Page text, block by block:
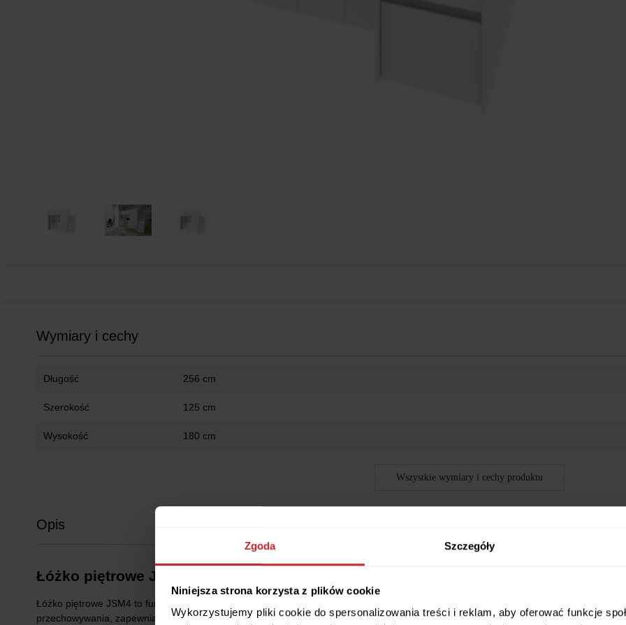
Zgoda Szczegóły
Niniejsza strona korzysta z plików cookie
Wykorzystujemy pliki cookie do spersonalizowania treści i reklam, aby oferować funkcje
Wymiary i cechy
Długość 256 cm
Szerokość 125 cm
Wysokość 180 cm
Wszystkie wymiary i cechy produktu
Opis
Łóżko piętrowe JSM4 90×200 cm z szafą i biurkiem – matowe
Łóżko piętrowe JSM4 to funkcjonalne rozwiązanie do pokoju dziecięcego lub młodzieżowego. Łączy wygodne miejsce do spania,
przechowywania, zapewniając maksymalne wykorzystanie dostępnej przestrzeni.